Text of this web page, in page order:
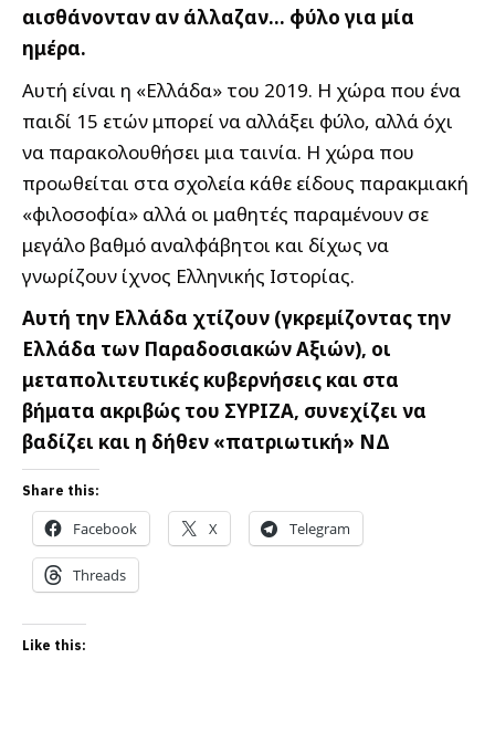
αισθάνονταν αν άλλαζαν… φύλο για μία
ημέρα.
Αυτή είναι η «Ελλάδα» του 2019. Η χώρα που ένα
παιδί 15 ετών μπορεί να αλλάξει φύλο, αλλά όχι
να παρακολουθήσει μια ταινία. Η χώρα που
προωθείται στα σχολεία κάθε είδους παρακμιακή
«φιλοσοφία» αλλά οι μαθητές παραμένουν σε
μεγάλο βαθμό αναλφάβητοι και δίχως να
γνωρίζουν ίχνος Ελληνικής Ιστορίας.
Αυτή την Ελλάδα χτίζουν (γκρεμίζοντας την
Ελλάδα των Παραδοσιακών Αξιών), οι
μεταπολιτευτικές κυβερνήσεις και στα
βήματα ακριβώς του ΣΥΡΙΖΑ, συνεχίζει να
βαδίζει και η δήθεν «πατριωτική» ΝΔ
Share this:
Facebook X Telegram
Threads
Like this: